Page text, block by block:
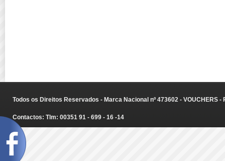
Todos os Direitos Reservados - Marca Nacional nº 473602 - VOUCHERS
Contactos: Tlm: 00351 91 - 699 - 16 -14